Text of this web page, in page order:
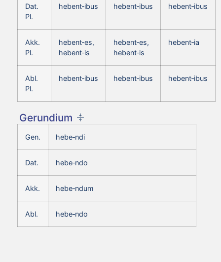
Dat.
Pl.
hebent‑ibus hebent‑ibus hebent‑ibus
Akk.
Pl.
hebent‑es,
hebent‑is
hebent‑es,
hebent‑is
hebent‑ia
Abl.
Pl.
hebent‑ibus hebent‑ibus hebent‑ibus
Gerundium
Gen. hebe‑ndi
Dat. hebe‑ndo
Akk. hebe‑ndum
Abl. hebe‑ndo